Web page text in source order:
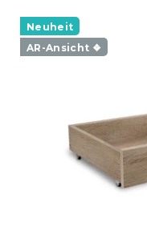
Neuheit
AR-Ansicht ❖